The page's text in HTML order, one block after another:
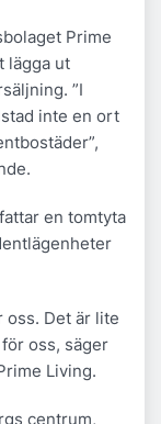
Prime
lägga ut
”I
inte en ort
en tomtyta
oss. Det är lite
oss, säger
Living.
centrum,